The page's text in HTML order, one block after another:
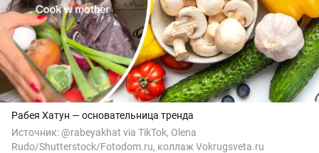
Рабея Хатун — основательница тренда
Источник: @rabeyakhat via TikTok, Olena
Rudo/Shutterstock/Fotodom.ru, коллаж Vokrugsveta.ru